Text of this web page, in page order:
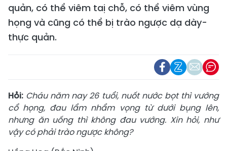
quản, có thể viêm taị chỗ, có thể viêm vùng
họng và cũng có thể bị trào ngược dạ dày-
thực quản.
Hỏi: Cháu năm nay 26 tuổi, nuốt nước bọt thì vướng
cổ họng, đau lẩm nhẩm vọng từ dưới bụng lên,
nhưng ăn uống thì không đau vướng. Xin hỏi, như
vậy có phải trào ngược không?